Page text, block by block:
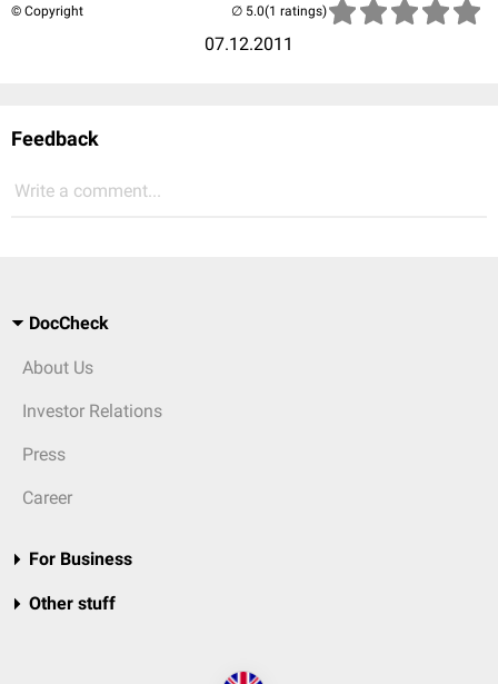
© Copyright
07.12.2011
(1 ratings)
Feedback
Write a comment...
DocCheck
About Us
Investor Relations
Press
Career
For Business
Other stuff